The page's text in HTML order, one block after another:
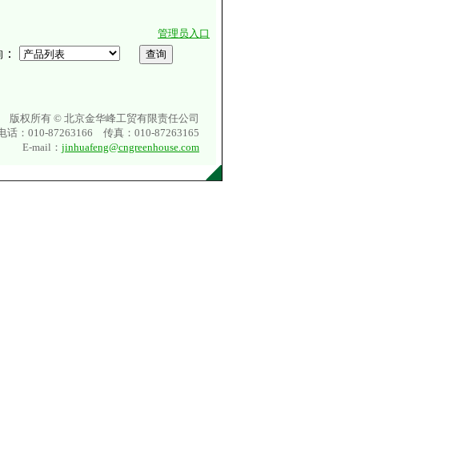
管理员入口
：
版权所有 © 北京金华峰工贸有限责任公司
话： 010-87263166 传真： 010-87263165
E-mail： jinhuafeng@cngreenhouse.com